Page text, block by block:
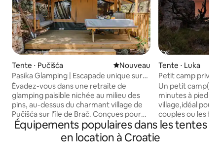
Tente ⋅ Pučišća Nouvel hébergement
Nouveau
Pasika Glamping | Escapade unique sur
l'île pour deux
Évadez-vous dans une retraite de
glamping paisible nichée au milieu des
pins, au-dessus du charmant village de
Pučišća sur l'île de Brač. Conçues pour
deux personnes, chacune des deux
tentes offre une intimité totale et allie la
beauté de la nature au confort
Tente ⋅ Luka
Petit camp privé
Un petit
minutes à pied de
village,idéal pour
couples ou les
beauté de cette
euros pour 2
Équipements populaires dans les tentes
en location à Croatie